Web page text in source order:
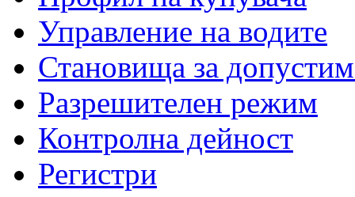
Управление на водите
Становища за
Разрешителен режим
Контролна дейност
Регистри